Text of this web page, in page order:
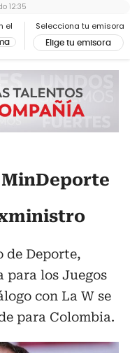
el Selecciona tu emisora
Elige tu emisora
12:35
MinDeporte
de Deporte,
para los Juegos
con La W se
para Colombia.